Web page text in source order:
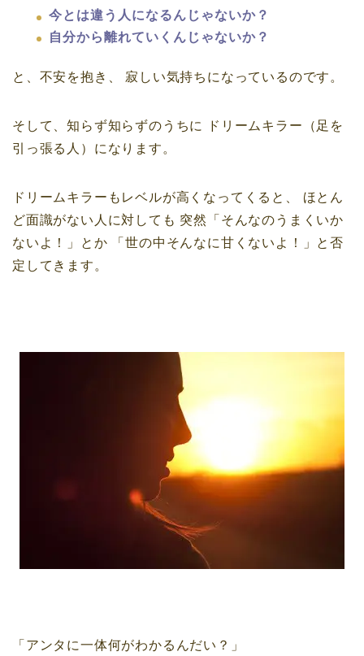
今とは違う人になるんじゃないか？
自分から離れていくんじゃないか？
と、不安を抱き、 寂しい気持ちになっているのです。
そして、知らず知らずのうちに
ドリームキラー（足を
引っ張る人）になります。
ドリームキラーもレベルが高くなってくると、
ほとん
ど面識がない人に対しても 突然「そんなのうまくいか
ないよ！」とか 「世の中そんなに甘くないよ！」と否
定してきます。
「アンタに一体何がわかるんだい？」